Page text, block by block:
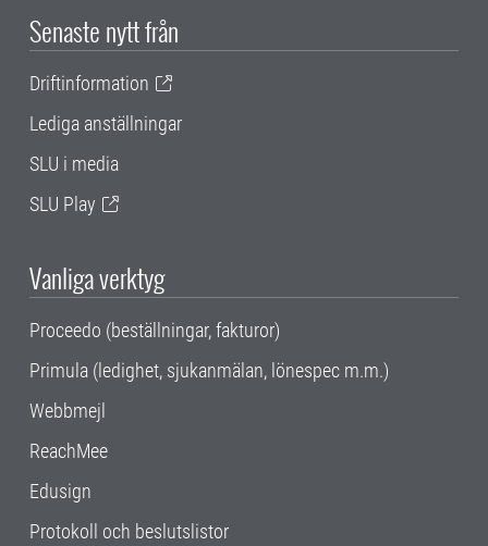
Senaste nytt från
Driftinformation
Lediga anställningar
SLU i media
SLU Play
Vanliga verktyg
Proceedo (beställningar, fakturor)
Primula (ledighet, sjukanmälan, lönespec m.m.)
Webbmejl
ReachMee
Edusign
Protokoll och beslutslistor